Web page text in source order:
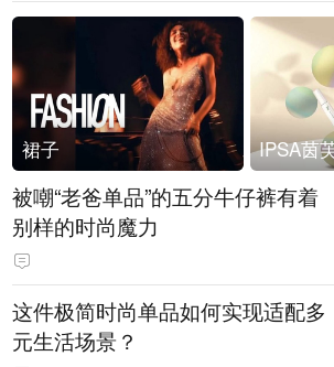
裙子
被嘲“老爸单品”的五分牛仔裤有着
别样的时尚魔力
这件极简时尚单品如何实现适配多
元生活场景？